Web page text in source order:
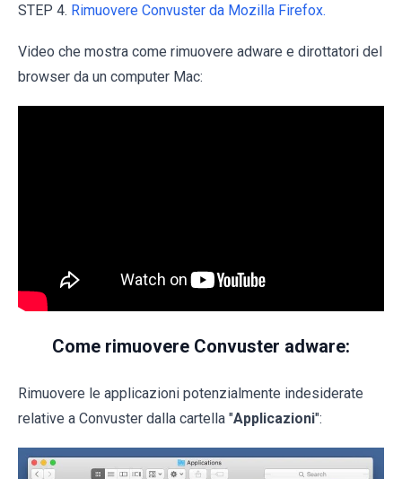
STEP 4. Rimuovere Convuster da Mozilla Firefox.
Video che mostra come rimuovere adware e dirottatori del
browser da un computer Mac:
Come rimuovere Convuster adware:
Rimuovere le applicazioni potenzialmente indesiderate
relative a Convuster dalla cartella "Applicazioni":